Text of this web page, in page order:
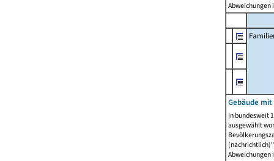
Abweichungen
Gebäude
In bundesweit
ausgewählt
Abweichungen